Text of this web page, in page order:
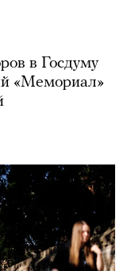
в Госдуму
«Мемориал»